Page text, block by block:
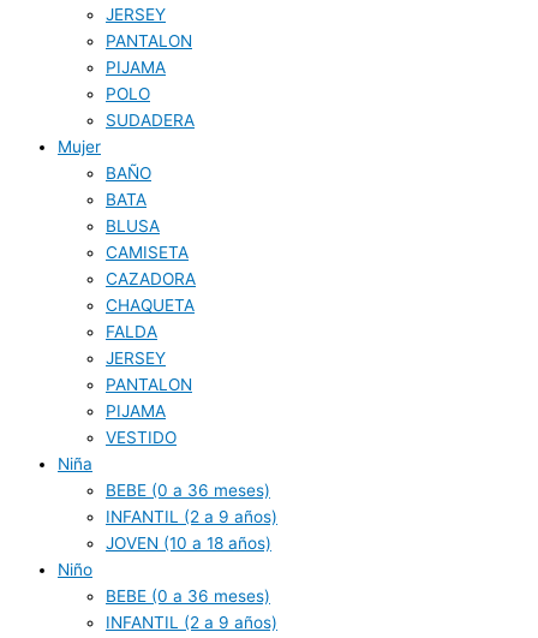
JERSEY
PANTALON
PIJAMA
POLO
SUDADERA
Mujer
BAÑO
BATA
BLUSA
CAMISETA
CAZADORA
CHAQUETA
FALDA
JERSEY
PANTALON
PIJAMA
VESTIDO
Niña
BEBE (0 a 36 meses)
INFANTIL (2 a 9 años)
JOVEN (10 a 18 años)
Niño
BEBE (0 a 36 meses)
INFANTIL (2 a 9 años)